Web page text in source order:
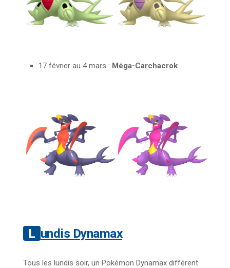
17 février au 4 mars : Méga-Carchacrok
Lundis Dynamax
Tous les lundis soir, un Pokémon Dynamax différent